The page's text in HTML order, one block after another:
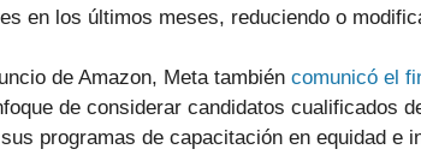
en los últimos meses, reduciendo o
de Amazon, Meta también comunicó el
de considerar candidatos cualificados
programas de capacitación en equidad e